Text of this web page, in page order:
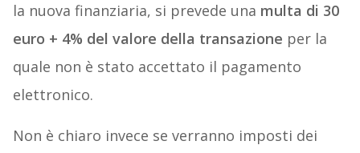
la nuova finanziaria, si prevede una multa di 30
euro + 4% del valore della transazione per la
quale non è stato accettato il pagamento
elettronico.
Non è chiaro invece se verranno imposti dei